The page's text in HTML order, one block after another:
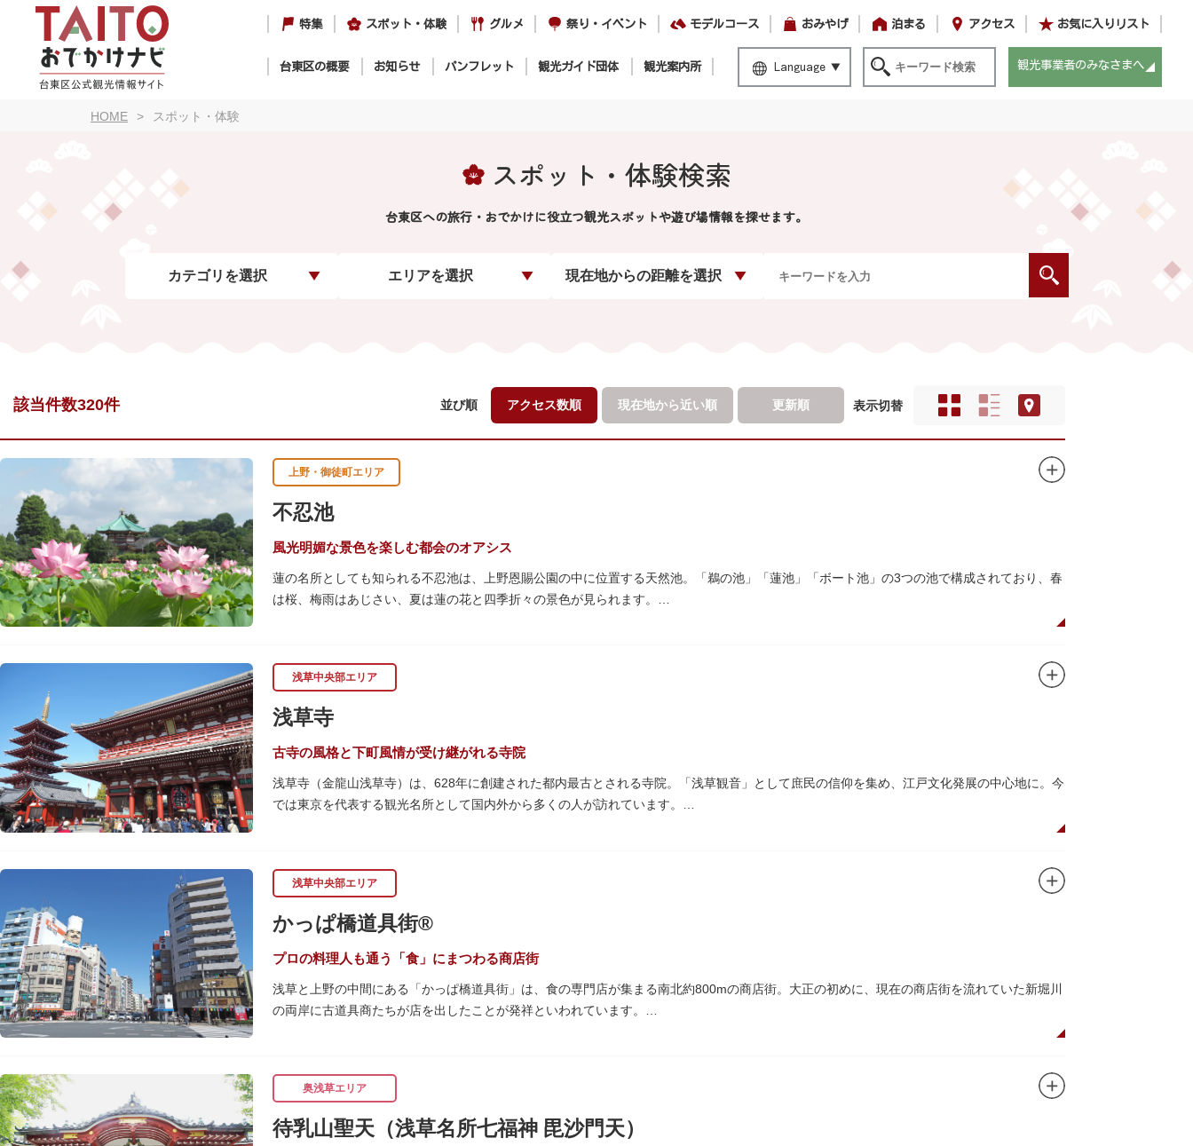
特集 スポット・体験 グルメ 祭り・イベント モデルコース おみやげ 泊まる アクセス お気に入りリスト
台東区の概要 お知らせ パンフレット 観光ガイド団体 観光案内所 Language 観光事業者のみなさまへ
HOME スポット・体験
スポット・体験検索
台東区への旅行・おでかけに役立つ観光スポットや遊び場情報を探せます。
カテゴリを選択 エリアを選択 現在地からの距離を選択
該当件数320件 並び順 アクセス数順 現在地から近い順 更新順 表示切替
上野・御徒町エリア
不忍池
風光明媚な景色を楽しむ都会のオアシス
蓮の名所としても知られる不忍池は、上野恩賜公園の中に位置する天然池。「鵜の池」「蓮池」「ボート池」の3つの池で構成されており、春
は桜、梅雨はあじさい、夏は蓮の花と四季折々の景色が見られます。
「ボート池」ではスワンボートやオール式のボートのレンタルが可能。水上から池を眺めれば、新しい発見ができるかもしれません。また、
「鵜の池」にはマガモ・オナガガモなどたくさんの鴨や渡り鳥が訪れます。大都会の中でバードウォッチングができる珍しいスポットです。
ファミリーで、カップルで、または一人でゆったりと、思い思いの時間をお過ごしください。
浅草中央部エリア
浅草寺
古寺の風格と下町風情が受け継がれる寺院
浅草寺（金龍山浅草寺）は、628年に創建された都内最古とされる寺院。「浅草観音」として庶民の信仰を集め、江戸文化発展の中心地に。今
では東京を代表する観光名所として国内外から多くの人が訪れています。
ぶ山門「宝蔵門」が建ち、参拝客を堂々と迎えてくれます。本堂前には、邪気を払うご利益があるといわれる常香炉（じょうこうろ）が鎮
座。参拝前に煙を浴びて身を清めましょう。「観音堂」とも呼ばれる本堂にはご本尊の聖観世音菩薩が祀られており、毎日定時に法要が執り
行われています。
境内の歴史ある建造物も必見です。ひと際目立つ五重塔、国指定重要文化財の二天門、浅草名所七福神のひとつ・大黒天が祀られた影向堂
（ようごうどう）など、悠久の時に思いを馳せて見学をお楽しみください。
日没後はライトアップされ、朱塗りの建物がより一層鮮やかに浮かび上がります。昼間は約90店舗が軒を連ねる仲見世のお店も閉まり、シャ
ッターに描かれた「浅草絵巻」を楽しめるのも夜の醍醐味。撮影スポットやデートスポットにもおすすめです。昼間と比べて人が少なくゆっ
浅草中央部エリア
かっぱ橋道具街®
プロの料理人も通う「食」にまつわる商店街
浅草と上野の中間にある「かっぱ橋道具街」は、食の専門店が集まる南北約800mの商店街。大正の初めに、現在の商店街を流れていた新堀川
の両岸に古道具商たちが店を出したことが発祥といわれています。
関東大震災後に川は塞がれ、現在はプロ仕様の調理器具や厨房機器、食器、包材、調理衣装など「食」にまつわる約170軒の専門店が集まる個
すすめです。食品サンプル作り体験ができるお店もありますよ。
毎年、道具の日である10月9日前後に開催される「かっぱ橋道具まつり」では、各店舗がおすすめ商品や掘り出しものを販売。また、年ごとに
異なる様々な催しものも行われます。
奥浅草エリア
待乳山聖天（浅草名所七福神 毘沙門天）